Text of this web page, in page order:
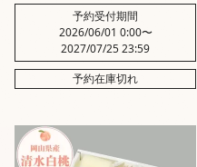
予約受付期間
2026/06/01 0:00〜
2027/07/25 23:59
予約在庫切れ